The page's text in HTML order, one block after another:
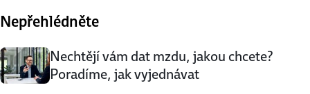
možné ji trénovat? Co to je EQ a z čeho se skládá Pojem
Nepřehlédněte
Nechtějí vám dat mzdu, jakou chcete?
Poradíme, jak vyjednávat